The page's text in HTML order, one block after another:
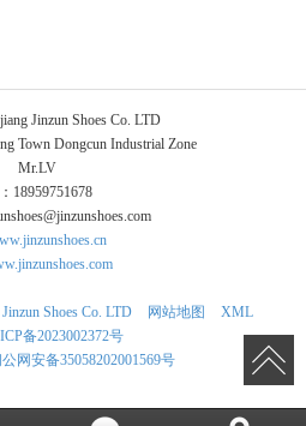
Jinzun Shoes Co. LTD
Town Dongcun Industrial Zone
Mr.LV
18959751678
Shoes Co. LTD 网站地图
XML
备2023002372号
网安备35058202001569号